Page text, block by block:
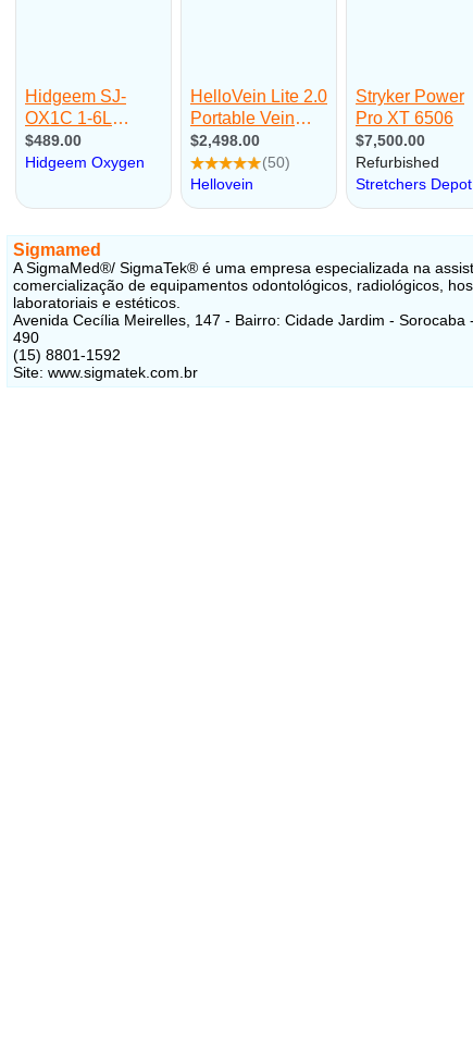
Sigmamed
A SigmaMed®/ SigmaTek® é uma empresa especializada na
comercialização de equipamentos odontológicos, radiológicos,
laboratoriais e estéticos.
Avenida Cecília Meirelles, 147 - Bairro: Cidade Jardim - Sorocaba
490
(15) 8801-1592
Site: www.sigmatek.com.br